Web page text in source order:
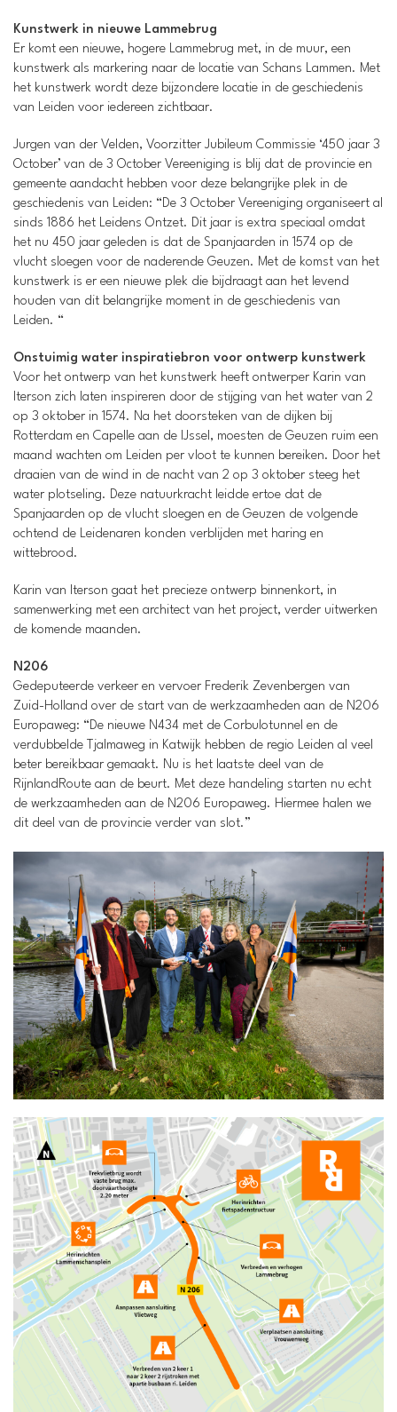
Kunstwerk in nieuwe Lammebrug
Er komt een nieuwe, hogere Lammebrug met, in de muur, een
kunstwerk als markering naar de locatie van Schans Lammen. Met
het kunstwerk wordt deze bijzondere locatie in de geschiedenis
van Leiden voor iedereen zichtbaar.
Jurgen van der Velden, Voorzitter Jubileum Commissie ‘450 jaar 3
October’ van de 3 October Vereeniging is blij dat de provincie en
gemeente aandacht hebben voor deze belangrijke plek in de
geschiedenis van Leiden: “De 3 October Vereeniging organiseert al
sinds 1886 het Leidens Ontzet. Dit jaar is extra speciaal omdat
het nu 450 jaar geleden is dat de Spanjaarden in 1574 op de
vlucht sloegen voor de naderende Geuzen. Met de komst van het
kunstwerk is er een nieuwe plek die bijdraagt aan het levend
houden van dit belangrijke moment in de geschiedenis van
Leiden. “
Onstuimig water inspiratiebron voor ontwerp kunstwerk
Voor het ontwerp van het kunstwerk heeft ontwerper Karin van
Iterson zich laten inspireren door de stijging van het water van 2
op 3 oktober in 1574. Na het doorsteken van de dijken bij
Rotterdam en Capelle aan de IJssel, moesten de Geuzen ruim een
maand wachten om Leiden per vloot te kunnen bereiken. Door het
draaien van de wind in de nacht van 2 op 3 oktober steeg het
water plotseling. Deze natuurkracht leidde ertoe dat de
Spanjaarden op de vlucht sloegen en de Geuzen de volgende
ochtend de Leidenaren konden verblijden met haring en
wittebrood.
Karin van Iterson gaat het precieze ontwerp binnenkort, in
samenwerking met een architect van het project, verder uitwerken
de komende maanden.
N206
Gedeputeerde verkeer en vervoer Frederik Zevenbergen van
Zuid-Holland over de start van de werkzaamheden aan de N206
Europaweg: “De nieuwe N434 met de Corbulotunnel en de
verdubbelde Tjalmaweg in Katwijk hebben de regio Leiden al veel
beter bereikbaar gemaakt. Nu is het laatste deel van de
RijnlandRoute aan de beurt. Met deze handeling starten nu echt
de werkzaamheden aan de N206 Europaweg. Hiermee halen we
dit deel van de provincie verder van slot.”